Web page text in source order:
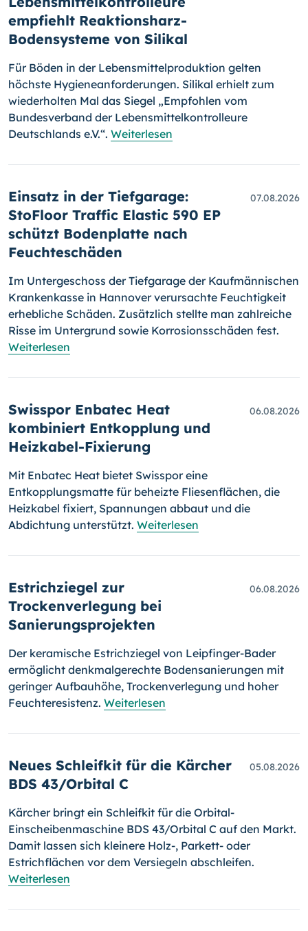
empfiehlt Reaktionsharz-
Bodensysteme von Silikal
Für Böden in der Lebensmittelproduktion gelten
höchste Hygieneanforderungen. Silikal erhielt zum
wiederholten Mal das Siegel „Empfohlen vom
Bundesverband der Lebensmittelkontrolleure
Deutschlands e.V.“. Weiterlesen
Einsatz in der Tiefgarage:
StoFloor Traffic Elastic 590 EP
schützt Bodenplatte nach
Feuchteschäden
07.08.2026
Im Untergeschoss der Tiefgarage der Kaufmännischen
Krankenkasse in Hannover verursachte Feuchtigkeit
erhebliche Schäden. Zusätzlich stellte man zahlreiche
Risse im Untergrund sowie Korrosionsschäden fest.
Weiterlesen
Swisspor Enbatec Heat
kombiniert Entkopplung und
Heizkabel-Fixierung
06.08.2026
Mit Enbatec Heat bietet Swisspor eine
Entkopplungsmatte für beheizte Fliesenflächen, die
Heizkabel fixiert, Spannungen abbaut und die
Abdichtung unterstützt. Weiterlesen
Estrichziegel zur
Trockenverlegung bei
Sanierungsprojekten
06.08.2026
Der keramische Estrichziegel von Leipfinger-Bader
ermöglicht denkmalgerechte Bodensanierungen mit
geringer Aufbauhöhe, Trockenverlegung und hoher
Feuchteresistenz. Weiterlesen
Neues Schleifkit für die Kärcher
BDS 43/Orbital C
05.08.2026
Kärcher bringt ein Schleifkit für die Orbital-
Einscheibenmaschine BDS 43/Orbital C auf den Markt.
Damit lassen sich kleinere Holz-, Parkett- oder
Estrichflächen vor dem Versiegeln abschleifen.
Weiterlesen